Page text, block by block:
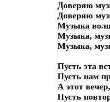
Доверяю
Доверяю
Музыка
Музыка,
Музыка,
Пусть эта
Пусть нам
А этот
Пусть